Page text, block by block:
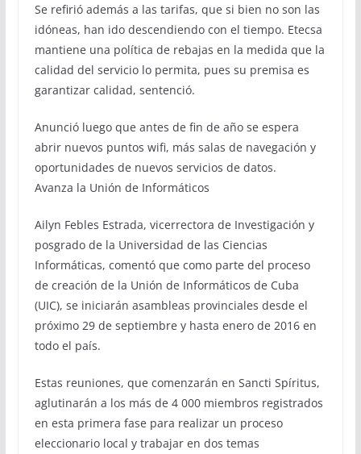
Se refirió además a las tarifas, que si bien no son las
idóneas, han ido descendiendo con el tiempo. Etecsa
mantiene una política de rebajas en la medida que la
calidad del servicio lo permita, pues su premisa es
garantizar calidad, sentenció.
Anunció luego que antes de fin de año se espera
abrir nuevos puntos wifi, más salas de navegación y
oportunidades de nuevos servicios de datos.
Avanza la Unión de Informáticos
Ailyn Febles Estrada, vicerrectora de Investigación y
posgrado de la Universidad de las Ciencias
Informáticas, comentó que como parte del proceso
de creación de la Unión de Informáticos de Cuba
(UIC), se iniciarán asambleas provinciales desde el
próximo 29 de septiembre y hasta enero de 2016 en
todo el país.
Estas reuniones, que comenzarán en Sancti Spíritus,
aglutinarán a los más de 4 000 miembros registrados
en esta primera fase para realizar un proceso
eleccionario local y trabajar en dos temas